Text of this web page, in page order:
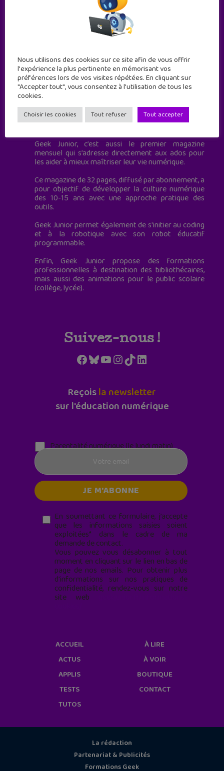
Geek Junior est le premier site de culture numérique
à destination des adolescents.
Geek Junior, c’est aussi le premier magazine
mensuel qui s’adresse directement aux ados pour
les aider à mieux maîtriser leur vie numérique.
Ce magazine de 32 pages, diffusé par abonnement, a
pour objectif de développer la culture numérique
des 10-15 ans avec une approche pratique des
outils.
Geek Junior permet également de s'initier au coding
et à la robotique avec son robot éducatif
programmable.
Enfin, Geek Junior propose des formations
professionnelles à destination des bibliothécaires,
mais aussi des animations pour le public scolaire
(collège, lycée).
Suivez-nous !
Facebook
Bluesky
YouTube
Instagram
TikTokLinkedIn
Reçoisla newsletter
sur l'éducation numérique
Parentalité numérique (le lundi matin)
En soumettant ce formulaire, j’accepte
que les informations saisies soient
exploitées* dans le cadre de ma
demande de contact.
Vous pouvez vous désabonner à tout
moment en cliquant sur le lien en bas de
page de nos emails. Pour obtenir plus
d'informations sur nos pratiques de
confidentialité, rendez-vous sur notre
site web
Nous utilisons des cookies sur ce site afin de vous offrir
l'expérience la plus pertinente en mémorisant vos
préférences lors de vos visites répétées. En cliquant sur
"Accepter tout", vous consentez à l'utilisation de tous les
cookies.
Choisir les cookies Tout refuser Tout accepter
ACCUEIL
ACTUS
APPLIS
TESTS
TUTOS
À LIRE
À VOIR
BOUTIQUE
CONTACT
La rédaction
Partenariat & Publicités
Formations Geek